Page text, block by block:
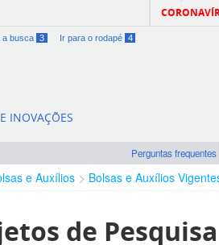
a busca 3 Ir para o rodapé 4
INOVAÇÕES
Perguntas frequentes
e Auxílios Bolsas e Auxílios
de Pesquisa